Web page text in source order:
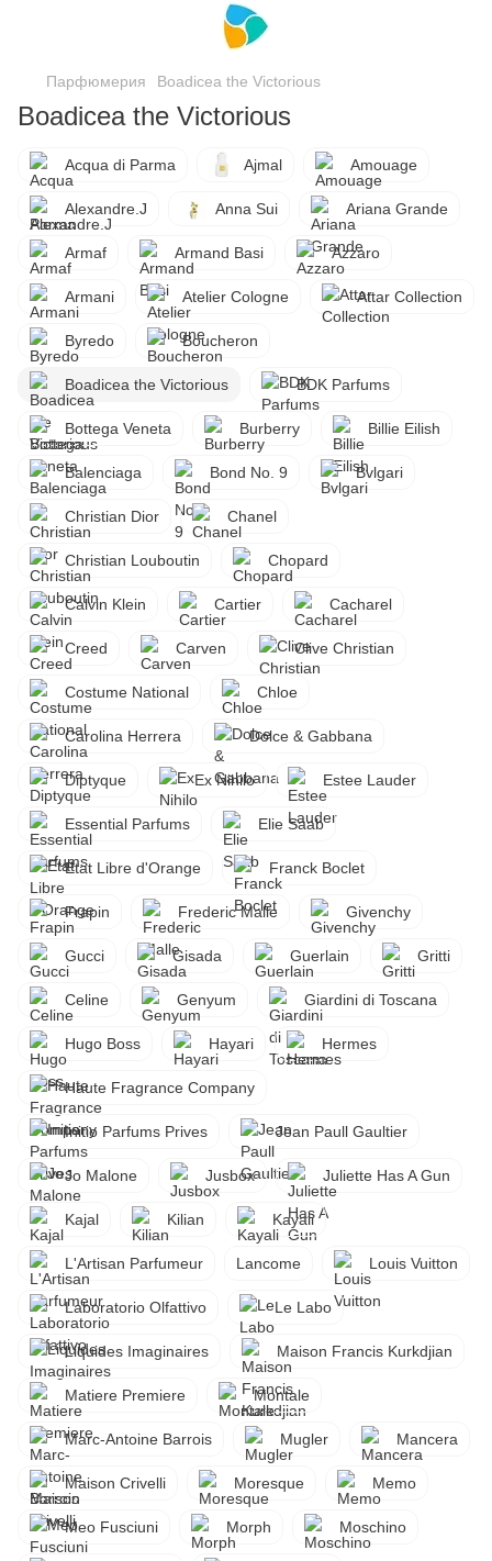
Парфюмерия Boadicea the Victorious
Boadicea the Victorious
Acqua di Parma Ajmal Amouage
Alexandre.J Anna Sui Ariana Grande
Armaf Armand Basi Azzaro
Armani Atelier Cologne Attar Collection
Byredo Boucheron
Boadicea the Victorious BDK Parfums
Bottega Veneta Burberry Billie Eilish
Balenciaga Bond No. 9 Bvlgari
Christian Dior Chanel
Christian Louboutin Chopard
Calvin Klein Cartier Cacharel
Creed Carven Clive Christian
Costume National Chloe
Carolina Herrera Dolce & Gabbana
Diptyque Ex Nihilo Estee Lauder
Essential Parfums Elie Saab
Etat Libre d'Orange Franck Boclet
Frapin Frederic Malle Givenchy
Gucci Gisada Guerlain Gritti
Celine Genyum Giardini di Toscana
Hugo Boss Hayari Hermes
Haute Fragrance Company
Initio Parfums Prives Jean Paull Gaultier
Jo Malone Jusbox Juliette Has A Gun
Kajal Kilian Kayali
L'Artisan Parfumeur Lancome Louis Vuitton
Laboratorio Olfattivo Le Labo
Liquides Imaginaires Maison Francis Kurkdjian
Matiere Premiere Montale
Marc-Antoine Barrois Mugler Mancera
Maison Crivelli Moresque Memo
Meo Fusciuni Morph Moschino